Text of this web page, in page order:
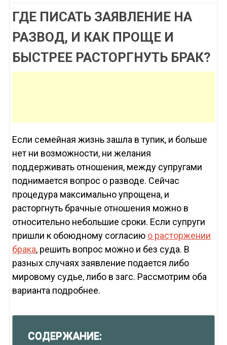
ГДЕ ПИСАТЬ ЗАЯВЛЕНИЕ НА
РАЗВОД, И КАК ПРОЩЕ И
БЫСТРЕЕ РАСТОРГНУТЬ БРАК?
Если семейная жизнь зашла в тупик, и больше
нет ни возможности, ни желания
поддерживать отношения, между супругами
поднимается вопрос о разводе. Сейчас
процедура максимально упрощена, и
расторгнуть брачные отношения можно в
относительно небольшие сроки. Если супруги
пришли к обоюдному согласию о расторжении
брака, решить вопрос можно и без суда. В
разных случаях заявление подается либо
мировому судье, либо в загс. Рассмотрим оба
варианта подробнее.
СОДЕРЖАНИЕ: